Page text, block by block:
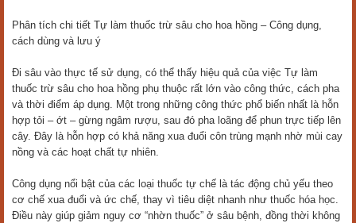
Phân tích chi tiết Tự làm thuốc trừ sâu cho hoa hồng – Công dụng,
cách dùng và lưu ý
Đi sâu vào thực tế sử dụng, có thể thấy hiệu quả của việc Tự làm
thuốc trừ sâu cho hoa hồng phụ thuộc rất lớn vào công thức, cách pha
và thời điểm áp dụng. Một trong những công thức phổ biến nhất là hỗn
hợp tỏi – ớt – gừng ngâm rượu, sau đó pha loãng để phun trực tiếp lên
cây. Đây là hỗn hợp có khả năng xua đuổi côn trùng mạnh nhờ mùi cay
nồng và các hoạt chất tự nhiên.
Công dụng nổi bật của các loại thuốc tự chế là tác động chủ yếu theo
cơ chế xua đuổi và ức chế, thay vì tiêu diệt nhanh như thuốc hóa học.
Điều này giúp giảm nguy cơ “nhờn thuốc” ở sâu bệnh, đồng thời không